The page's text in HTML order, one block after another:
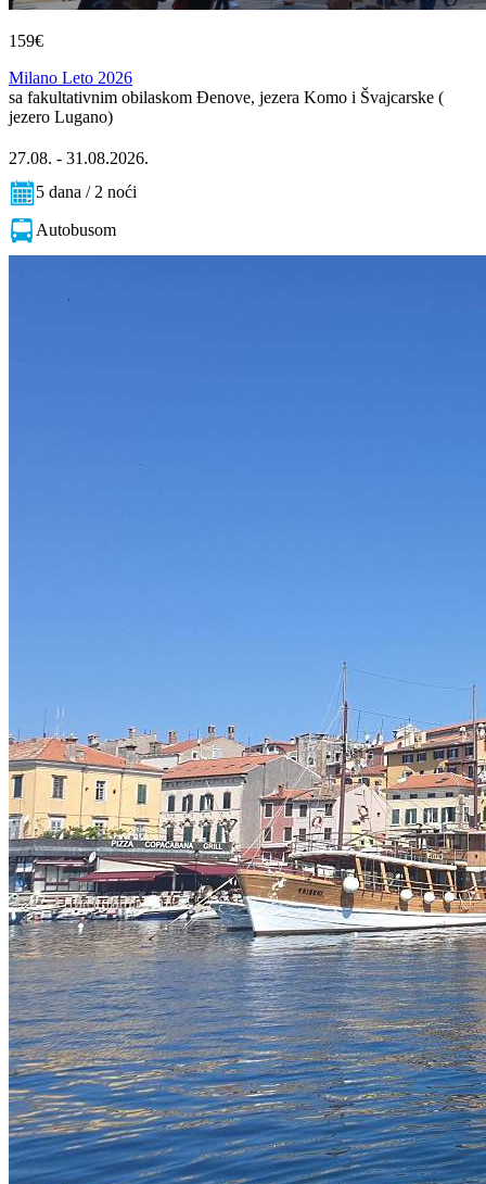
159€
Milano Leto 2026
sa fakultativnim obilaskom Đenove, jezera Komo i Švajcarske (
jezero Lugano)
27.08. - 31.08.2026.
5 dana / 2 noći
Autobusom